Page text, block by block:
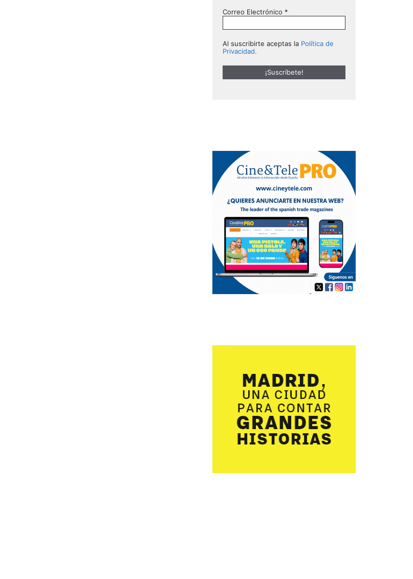
Correo Electrónico *
Al suscribirte aceptas la Política de
Privacidad.